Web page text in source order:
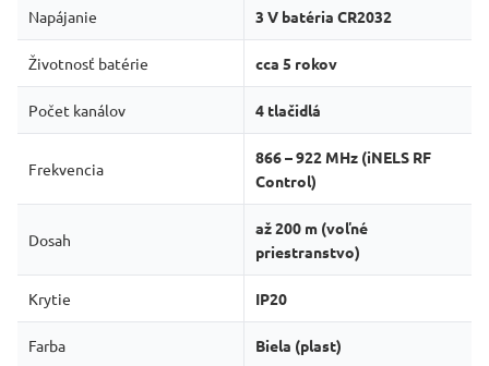
Napájanie 3 V batéria CR2032
Životnosť batérie cca 5 rokov
Počet kanálov 4 tlačidlá
Frekvencia
866 – 922 MHz (iNELS RF
Control)
Dosah
až 200 m (voľné
priestranstvo)
Krytie IP20
Farba Biela (plast)